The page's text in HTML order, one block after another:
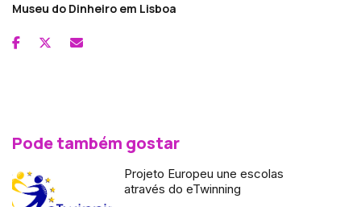
Museu do Dinheiro em Lisboa
Pode também gostar
Projeto Europeu une escolas
através do eTwinning